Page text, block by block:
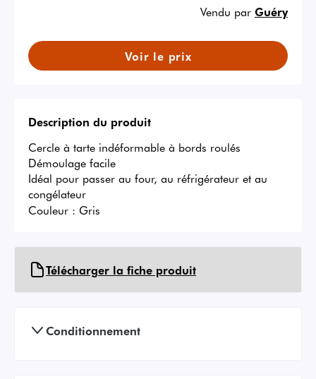
Vendu par Guéry
Voir le prix
Description du produit
Cercle à tarte indéformable à bords roulés
Démoulage facile
Idéal pour passer au four, au réfrigérateur et au
congélateur
Couleur : Gris
Télécharger la fiche produit
Conditionnement